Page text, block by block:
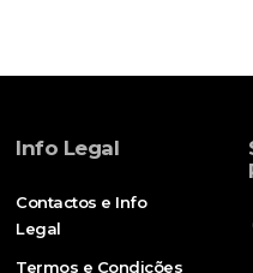
Info Legal
Contactos e Info
Legal
Termos e Condições